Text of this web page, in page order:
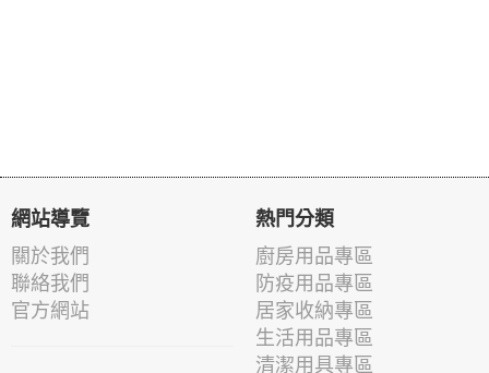
網站導覽
關於我們
聯絡我們
官方網站
熱門分類
廚房用品專區
防疫用品專區
居家收納專區
生活用品專區
清潔用具專區